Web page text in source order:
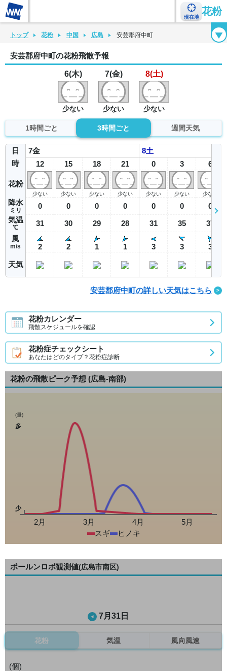
現在地
花粉
花粉カレンダー 花粉図鑑 花粉症チェックシート 花粉症ハンドブック
トップ 花粉 中国 広島 安芸郡府中町
安芸郡府中町の花粉飛散予報
6(木)
少ない
7(金)
少ない
8(土)
少ない
1時間ごと 3時間ごと 週間天気
日
時
花粉
降水
ミリ
気温
℃
風
m/s
天気
7金
12
少ない
0
31
2
15
少ない
0
30
2
18
少ない
0
29
1
21
少ない
0
28
1
8土
0
少ない
0
31
3
3
少ない
0
35
3
6
少ない
0
37
3
安芸郡府中町の詳しい天気はこちら
花粉カレンダー
飛散スケジュールを確認
花粉症チェックシート
あなたはどのタイプ？花粉症診断
花粉の飛散ピーク予想 (広島-南部)
(量)
多
少
2月 3月 4月
5月
スギ
ヒノキ
ポールンロボ観測値(広島市南区)
7月31日
花粉 気温 風向風速
(個)